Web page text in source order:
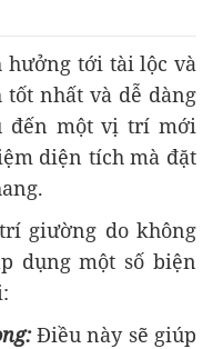
hưởng tới tài lộc và
tốt nhất và dễ dàng
đến một vị trí mới
diện tích mà đặt
giường do không
dụng một số biện
Điều này sẽ giúp